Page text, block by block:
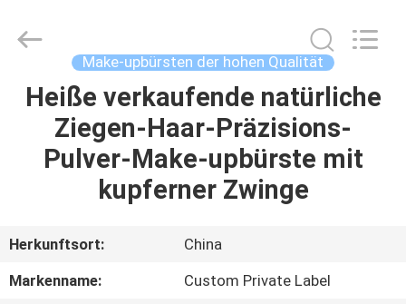
HAUS
PRODUKTE
UNS
Make-upbürsten der hohen Qualität
Heiße verkaufende natürliche
Ziegen-Haar-Präzisions-
Pulver-Make-upbürste mit
kupferner Zwinge
Herkunftsort:
China
Markenname:
Custom Private Label